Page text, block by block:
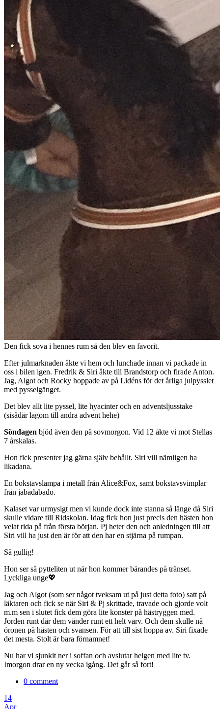
Den fick sova i hennes rum så den blev en favorit.
Efter julmarknaden åkte vi hem och lunchade innan vi packade in
oss i bilen igen. Fredrik & Siri åkte till Brandstorp och firade Anton.
Jag, Algot och Rocky hoppade av på Lidéns för det årliga julpysslet
med pysselgänget.
Det blev allt lite pyssel, lite hyacinter och en adventsljusstake
(sisådär lagom till andra advent hehe)
Söndagen bjöd även den på sovmorgon. Vid 12 åkte vi mot Stellas
7 årskalas.
Hon fick presenter jag gärna själv behållt. Siri vill nämligen ha
likadana.
En bokstavslampa i metall från Alice&Fox, samt bokstavsvimplar
från jabadabado.
Kalaset var urmysigt men vi kunde dock inte stanna så länge då Siri
skulle vidare till Ridskolan. Idag fick hon just precis den hästen hon
velat rida på från första början. Pj heter den och anledningen till att
Siri vill ha just den är för att den har en stjärna på rumpan.
Så gullig!
Hon ser så pytteliten ut när hon kommer bärandes på tränset.
Lyckliga unge💖
Jag och Algot (som ser något tveksam ut på just detta foto) satt på
läktaren och fick se när Siri & Pj skrittade, travade och gjorde volt
m.m sen i slutet fick dem göra lite konster på hästryggen med.
Jorden runt där dem vänder runt ett helt varv. Och dem skulle nå
öronen på hästen och svansen. För att till sist hoppa av. Siri fixade
det mesta. Stolt är bara förnamnet!
Nu har vi sjunkit ner i soffan och avslutar helgen med lite tv.
Imorgon drar en ny vecka igång. Det går så fort!
0 comment
14
Apr